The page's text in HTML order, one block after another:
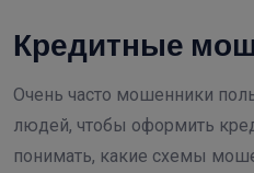
Кредитные
Очень часто мошенники
людей, чтобы оформить
понимать, какие схемы